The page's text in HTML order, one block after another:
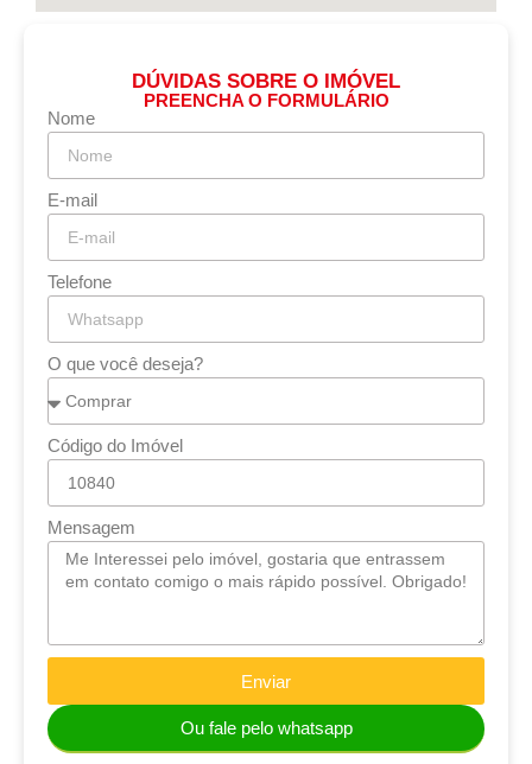
DÚVIDAS SOBRE O IMÓVEL
PREENCHA O FORMULÁRIO
Nome
E-mail
Telefone
O que você deseja?
Código do Imóvel
Mensagem
Enviar
Ou fale pelo whatsapp